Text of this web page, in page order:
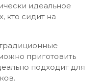
идеальное
кто сидит на
приготовить
подходит для